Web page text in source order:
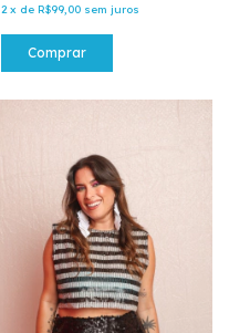
2 x de R$99,00 sem juros
Comprar